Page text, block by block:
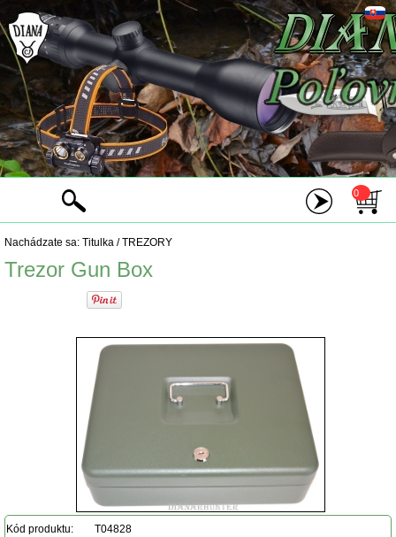
0
Nachádzate sa: Titulka /TREZORY
Trezor Gun Box
Kód produktu: T04828